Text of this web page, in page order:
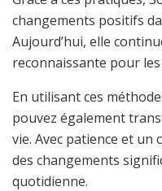
changements positifs
Aujourd’hui, elle
reconnaissante pour
En utilisant ces
pouvez également
vie. Avec patience et
des changements
quotidienne.